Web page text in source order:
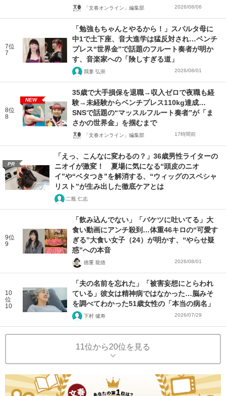
「文春オンライン」編集部 2026/08/06
7位
7
「勉強もちゃんとやるから！」スパルタ母に
中1で土下座、音大進学は猛反対され…ベンチ
プレス“世界金”で話題のフルート奏者が明か
す、音楽家への「険しすぎる道」
我妻 弘崇 2026/08/01
8位
8
NEW
35歳で大手損保を退職→収入ゼロで夜職も経
験→未経験からベンチプレス110kg達成…
SNSで話題の“マッスルフルート奏者”が「ま
さかの世界金」を掴むまで
「文春オンライン」編集部 17時間前
PR
「えっ、こんなに変わるの？」36歳男性ライターの
ニオイが激変！ 夏場に気になる“頭皮のニオ
イ”や“ベタつき”を解消する、“ウィッグのスペシャ
リスト”が生み出した徹底ケアとは
二瓶 仁志
9位
9
「飲み込んでない」「バケツに吐いてる」大
食い動画にアンチ殺到…体重46キロの“可愛す
ぎる”大食い女子（24）が明かす、“やらせ疑
惑”への本音
徳重 龍徳 2026/08/01
10
位
10
「夫の名前を忘れた」「被害妄想にとらわれ
ている」彼女は精神病ではなかった…脳みそ
を調べてわかった51歳女性の「本当の病名」
下村 健寿 2026/07/29
11位から20位を見る